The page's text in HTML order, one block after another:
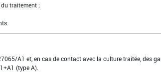
traitement ;
A1 et, en cas de contact avec la culture traitée, des
(type A).